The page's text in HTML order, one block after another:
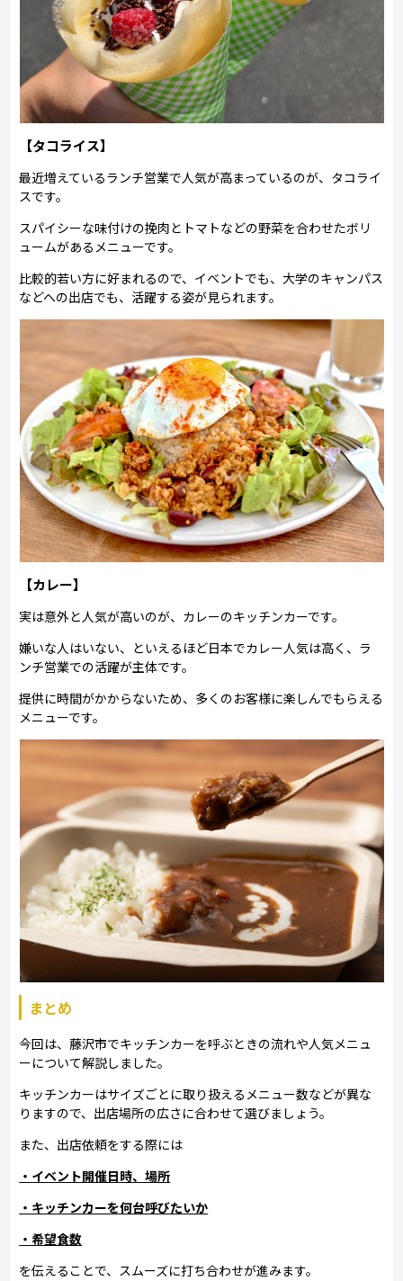
【タコライス】
最近増えているランチ営業で人気が高まっているのが、タコライ
スです。
スパイシーな味付けの挽肉とトマトなどの野菜を合わせたボリ
ュームがあるメニューです。
比較的若い方に好まれるので、イベントでも、大学のキャンパス
などへの出店でも、活躍する姿が見られます。
【カレー】
実は意外と人気が高いのが、カレーのキッチンカーです。
嫌いな人はいない、といえるほど日本でカレー人気は高く、ラ
ンチ営業での活躍が主体です。
提供に時間がかからないため、多くのお客様に楽しんでもらえる
メニューです。
まとめ
今回は、藤沢市でキッチンカーを呼ぶときの流れや人気メニュ
ーについて解説しました。
キッチンカーはサイズごとに取り扱えるメニュー数などが異な
りますので、出店場所の広さに合わせて選びましょう。
また、出店依頼をする際には
・イベント開催日時、場所
・キッチンカーを何台呼びたいか
・希望食数
を伝えることで、スムーズに打ち合わせが進みます。